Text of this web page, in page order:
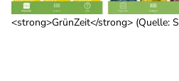
<strong>GrünZeit</strong> (Quelle: